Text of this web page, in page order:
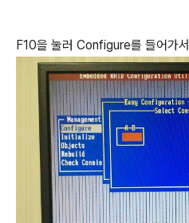
F10을 눌러 Configure를 들어가서